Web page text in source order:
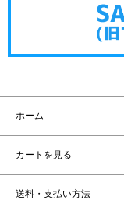
ホーム
カートを見る
送料・支払い方法